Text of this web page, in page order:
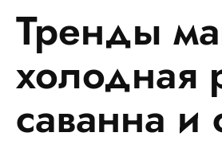
Тренды
холодная
саванна